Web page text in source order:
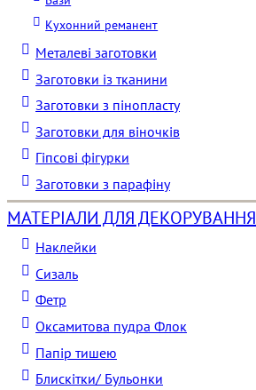
Кухонний реманент
Металеві заготовки
Заготовки із тканини
Заготовки з пінопласту
Заготовки для віночків
Гіпсові фігурки
Заготовки з парафіну
МАТЕРІАЛИ ДЛЯ ДЕКОРУВАННЯ
Наклейки
Сизаль
Фетр
Оксамитова пудра Флок
Папір тишею
Блискітки/ Бульонки